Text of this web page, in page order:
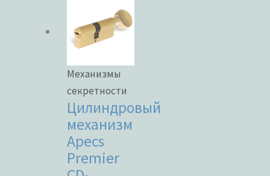
Механизмы
секретности
Цилиндровый
механизм
Apecs
Premier